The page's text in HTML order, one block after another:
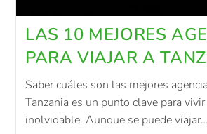
LAS 10 MEJORES
PARA VIAJAR A
Saber cuáles son las mejores
Tanzania es un punto clave para
inolvidable. Aunque se puede viajar…